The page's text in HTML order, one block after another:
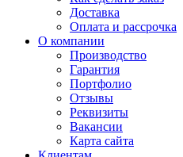
Доставка
Оплата и рассрочка
О компании
Производство
Гарантия
Портфолио
Отзывы
Реквизиты
Вакансии
Карта сайта